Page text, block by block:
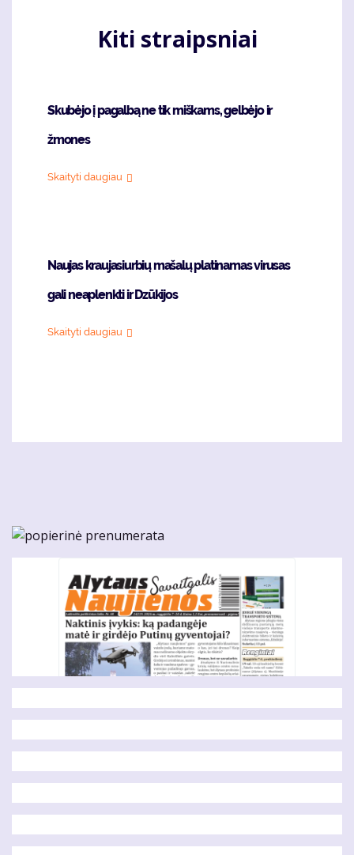
Kiti straipsniai
Skubėjo į pagalbą ne tik miškams, gelbėjo ir
žmones
Skaityti daugiau
Naujas kraujasiurbių mašalų platinamas virusas
gali neaplenkti ir Dzūkijos
Skaityti daugiau